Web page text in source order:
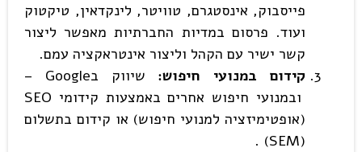
פייסבוק, אינסטגרם, טוויטר, לינקדאין, טיקטוק
ועוד. פרסום במדיות החברתיות מאפשר ליצור
קשר ישיר עם הקהל וליצור אינטראקציה עמם.
קידום במנועי חיפוש:
שיווק בGoogle –
ובמנועי חיפוש אחרים באמצעות קידומי SEO
(אופטימיזציה למנועי חיפוש) או קידום בתשלום
(SEM) .